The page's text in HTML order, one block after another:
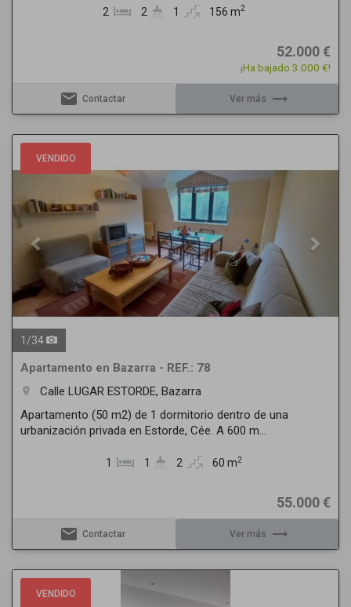
2 2 1 156 m2
52.000 €
¡Ha bajado 3.000 €!
email Contactar Ver más trending_flat
VENDIDO
Previous Next
1 /34
Apartamento en Bazarra - REF.: 78
room
Calle LUGAR ESTORDE, Bazarra
Apartamento (50 m2) de 1 dormitorio dentro de una
urbanización privada en Estorde, Cée. A 600 m...
1 1 2 60 m2
55.000 €
email Contactar Ver más trending_flat
VENDIDO
Previous Next